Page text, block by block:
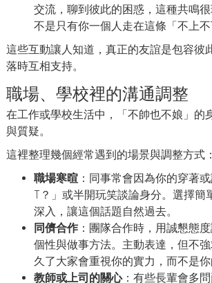
交流，聊到彼此的困惑，這種共鳴
不是只有你一個人走在這條「不上不
這些互動讓人知道，真正的友誼是包容彼
落時互相支持。
職場、學校裡的溝通調整
在工作或學校生活中，「不帥也不娘」的
與質疑。
這裡整理幾個經常遇到的場景與調整方式：
職場寒暄 ：同事常會因為你的穿著
T？」或半開玩笑談論身分。選擇簡
深入，讓這個話題自然過去。
同儕合作 ：團隊合作時，用誠懇態
個性與做事方法。主動表達，但不強
久了大家會重視你的實力，而不是你
教師或上司的關心：有些長輩會多